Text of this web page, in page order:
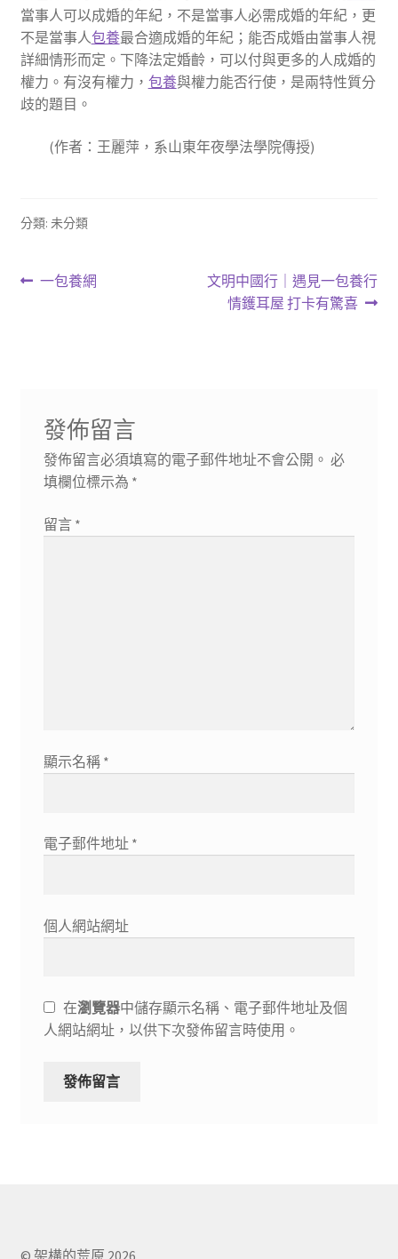
當事人可以成婚的年紀，不是當事人必需成婚的年紀，更
不是當事人包養最合適成婚的年紀；能否成婚由當事人視
詳細情形而定。下降法定婚齡，可以付與更多的人成婚的
權力。有沒有權力， 包養與權力能否行使，是兩特性質分
歧的題目。
(作者：王麗萍，系山東年夜學法學院傳授)
分類: 未分類
文上
一包養網
下
文明中國行｜遇見一包養行
情鑊耳屋 打卡有驚喜
發佈留言
發佈留言必須填寫的電子郵件地址不會公開。 必
填欄位標示為 *
留言 *
顯示名稱 *
電子郵件地址 *
個人網站網址
在瀏覽器中儲存顯示名稱、電子郵件地址及個
人網站網址，以供下次發佈留言時使用。
© 架構的荒原 2026